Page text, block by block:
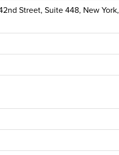
Street, Suite 448, New York,